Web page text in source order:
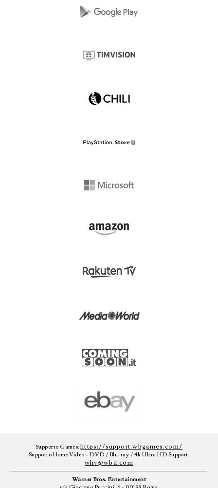
Supporto Games:https://support.wbgames.com/
Supporto Home Video - DVD / Blu-ray / 4k Ultra HD Support:
whv@wbd.com
Warner Bros. Entertainment